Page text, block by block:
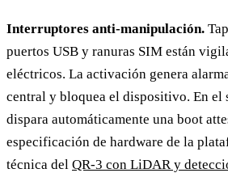
Interruptores anti-manipulación.
puertos USB y ranuras SIM están
eléctricos. La activación genera
central y bloquea el dispositivo. En el
dispara automáticamente una boot
especificación de hardware de la
técnica del QR-3 con LiDAR y